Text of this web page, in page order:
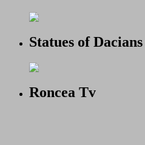
Statues of Dacians
Roncea Tv